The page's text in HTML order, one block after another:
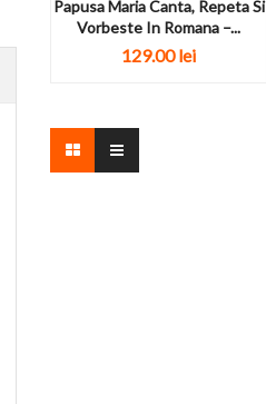
Papusa Maria Canta, Repeta Si
Vorbeste In Romana –...
129.00lei